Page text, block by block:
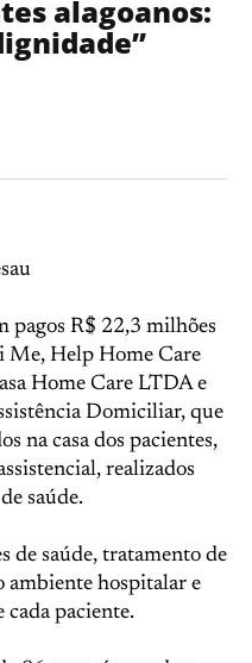
alagoanos:
pagos R$ 22,3 milhões
Me, Help Home Care
Home Care LTDA e
Domiciliar, que
na casa dos pacientes,
realizados
saúde.
de saúde, tratamento de
ambiente hospitalar e
cada paciente.